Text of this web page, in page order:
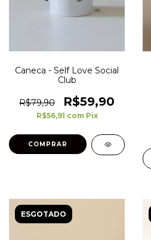
Caneca - Self Love Social
Club
R$79,90 R$59,90
R$56,91 com Pix
ESGOTADO